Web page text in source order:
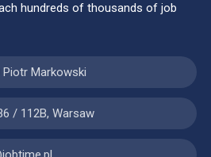
hundreds of thousands of job
Piotr Markowski
/ 112B, Warsaw